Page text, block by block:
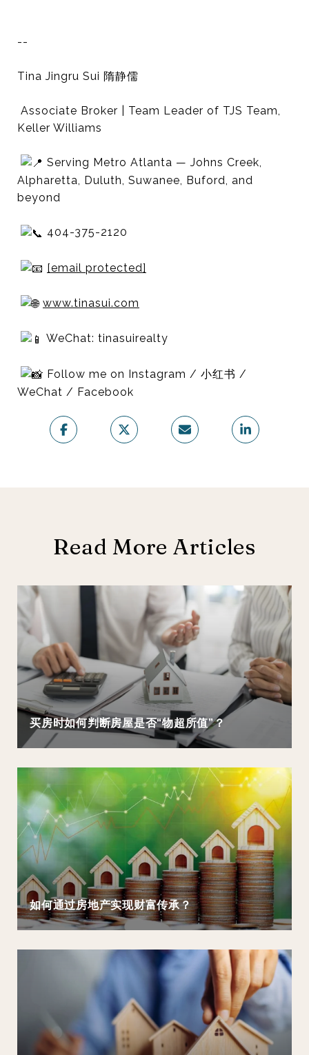
--
Tina Jingru Sui 隋静儒
Associate Broker | Team Leader of TJS Team,
Keller Williams
Serving Metro Atlanta — Johns Creek,
Alpharetta, Duluth, Suwanee, Buford, and
beyond
404-375-2120
[email protected]
www.tinasui.com
WeChat: tinasuirealty
Follow me on Instagram / 小红书 /
WeChat / Facebook
Read More Articles
买房时如何判断房屋是否“物超所值”？
如何通过房地产实现财富传承？